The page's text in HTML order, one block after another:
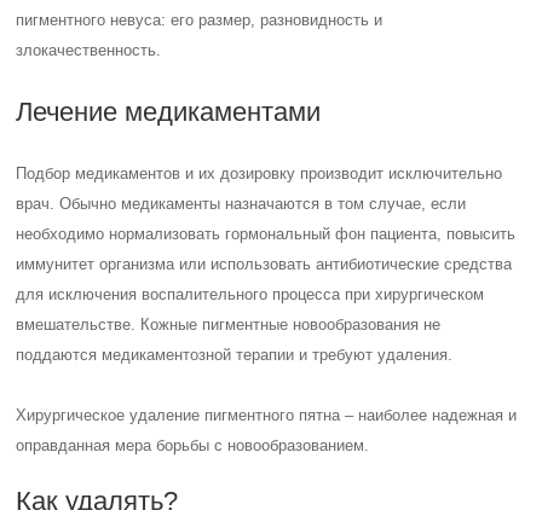
пигментного невуса: его размер, разновидность и
злокачественность.
Лечение медикаментами
Подбор медикаментов и их дозировку производит исключительно
врач. Обычно медикаменты назначаются в том случае, если
необходимо нормализовать гормональный фон пациента, повысить
иммунитет организма или использовать антибиотические средства
для исключения воспалительного процесса при хирургическом
вмешательстве. Кожные пигментные новообразования не
поддаются медикаментозной терапии и требуют удаления.
Хирургическое удаление пигментного пятна – наиболее надежная и
оправданная мера борьбы с новообразованием.
Как удалять?